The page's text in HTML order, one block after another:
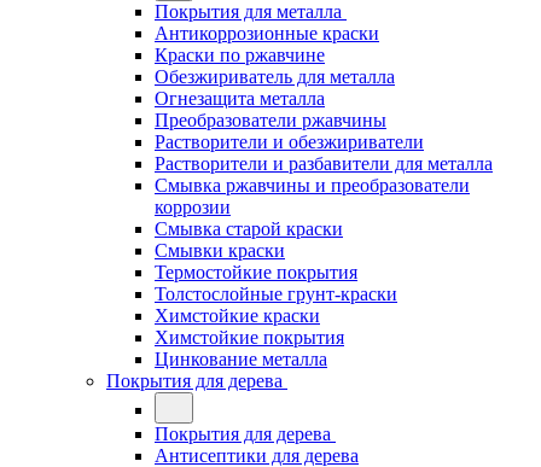
Покрытия для металла
Антикоррозионные краски
Краски по ржавчине
Обезжириватель для металла
Огнезащита металла
Преобразователи ржавчины
Растворители и обезжириватели
Растворители и разбавители для металла
Смывка ржавчины и преобразователи
коррозии
Смывка старой краски
Смывки краски
Термостойкие покрытия
Толстослойные грунт-краски
Химстойкие краски
Химстойкие покрытия
Цинкование металла
Покрытия для дерева
Покрытия для дерева
Антисептики для дерева